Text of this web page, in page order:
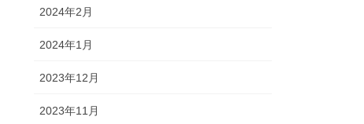
2024年2月
2024年1月
2023年12月
2023年11月